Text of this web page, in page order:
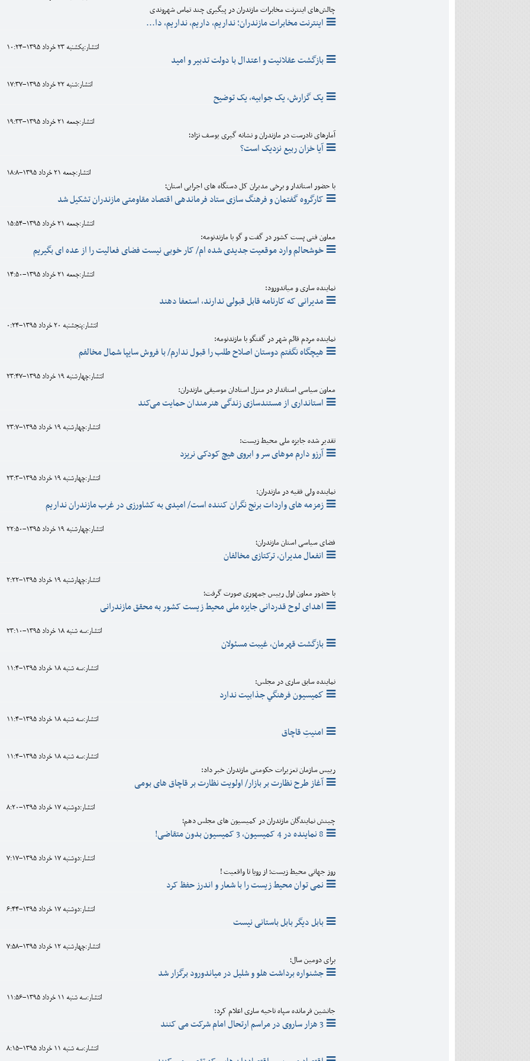
چالش‌های اینترنت مخابرات مازندران در پیگیری چند تماس شهروندی
اینترنت مخابرات مازندران؛ نداریم، داریم، نداریم، دا...
انتشار:يکشنبه 23 خرداد 1395-10:24
بازگشت عقلانیت و اعتدال با دولت تدبیر و امید
انتشار:شنبه 22 خرداد 1395-17:37
یک گزارش، یک جوابیه، یک توضیح
انتشار:جمعه 21 خرداد 1395-19:33
آمارهای نادرست در مازندران و نشانه گیری یوسف نژاد؛
آیا خزان ربیع نزدیک است؟
انتشار:جمعه 21 خرداد 1395-18:8
با حضور استاندار و برخی مدیران کل دستگاه های اجرایی استان؛
کارگروه گفتمان و فرهنگ سازی ستاد فرماندهی اقتصاد مقاومتی مازندران تشکیل شد
انتشار:جمعه 21 خرداد 1395-15:54
معاون فنی پست کشور در گفت و گو با مازندنومه:
خوشحالم وارد موقعیت جدیدی شده ام/ کار خوبی نیست فضای فعالیت را از عده ای بگیریم
انتشار:جمعه 21 خرداد 1395-14:50
نماینده ساری و میاندورود:
مدیرانی که کارنامه قابل قبولی ندارند، استعفا دهند
انتشار:پنجشنبه 20 خرداد 1395-0:24
نماینده مردم قائم شهر در گفتگو با مازندنومه:
هیچگاه نگفتم دوستان اصلاح طلب را قبول ندارم/ با فروش سایپا شمال مخالفم
انتشار:چهارشنبه 19 خرداد 1395-23:47
معاون سیاسی استاندار در منزل استادان موسیقی مازندران:
استانداری از مستندسازی زندگی هنرمندان حمایت می‌کند
انتشار:چهارشنبه 19 خرداد 1395-23:7
تقدیر شده جایزه ملی محیط زیست:
آرزو دارم موهای سر و ابروی هیچ کودکی نریزد
انتشار:چهارشنبه 19 خرداد 1395-23:3
نماینده ولی فقیه در مازندران:
زمزمه های واردات برنج نگران کننده است/ امیدی به کشاورزی در غرب مازندران نداریم
انتشار:چهارشنبه 19 خرداد 1395-22:50
فضای سیاسی استان مازندران؛
انفعال مدیران، ترکتازی مخالفان
انتشار:چهارشنبه 19 خرداد 1395-2:22
با حضور معاون اول رییس جمهوری صورت گرفت؛
اهدای لوح قدردانی جایزه ملی محیط زیست کشور به محقق مازندرانی
انتشار:سه شنبه 18 خرداد 1395-23:10
بازگشت قهرمان، غیبت مسئولان
انتشار:سه شنبه 18 خرداد 1395-11:4
نماینده سابق ساری در مجلس:
كميسيون فرهنگي جذابیت ندارد
انتشار:سه شنبه 18 خرداد 1395-11:4
امنیتِ قاچاق
انتشار:سه شنبه 18 خرداد 1395-11:4
رییس سازمان تعزیرات حکومتی مازندران خبر داد:
آغاز طرح نظارت بر بازار/ اولویت نظارت بر قاچاق های بومی
انتشار:دوشنبه 17 خرداد 1395-8:20
چینش نمایندگان مازندران در کمیسیون های مجلس دهم؛
8 نماینده در 4 کمیسیون، 3 کمیسیون بدون متقاضی!
انتشار:دوشنبه 17 خرداد 1395-7:17
روز جهانی محیط زیست؛ از رویا تا واقعیت !
نمی توان محیط زیست را با شعار و اندرز حفظ کرد
انتشار:دوشنبه 17 خرداد 1395-6:44
بابل دیگر بابل باستانی نیست
انتشار:چهارشنبه 12 خرداد 1395-7:58
برای دومین سال؛
جشنواره برداشت هلو و شلیل در میاندورود برگزار شد
انتشار:سه شنبه 11 خرداد 1395-11:56
جانشین فرمانده سپاه ناحیه ساری اعلام کرد:
3 هزار ساروی در مراسم ارتحال امام شرکت می کنند
انتشار:سه شنبه 11 خرداد 1395-8:15